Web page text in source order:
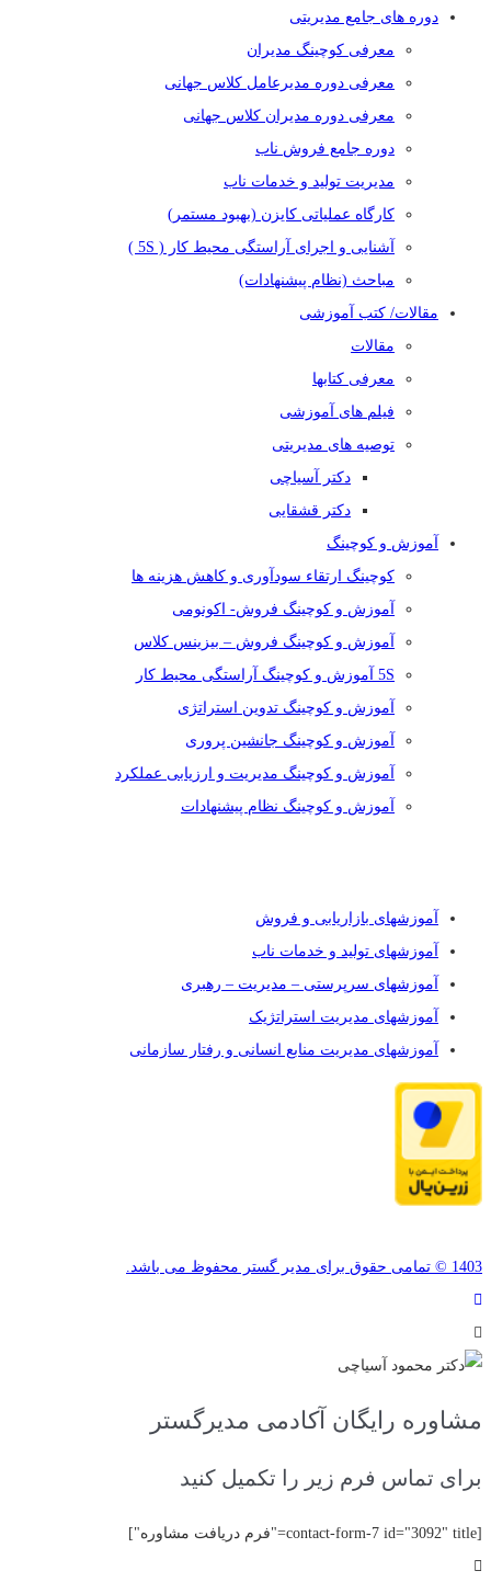
دوره های جامع مدیریتی
معرفی کوچینگ مدیران
معرفی دوره مدیرعامل کلاس جهانی
معرفی دوره مدیران کلاس جهانی
دوره جامع فروش ناب
مدیریت تولید و خدمات ناب
کارگاه عملیاتی کایزن (بهبود مستمر)
آشنایی و اجرای آراستگی محیط کار ( 5S )
مباحث (نظام پیشنهادات)
مقالات/ کتب آموزشی
مقالات
معرفی کتابها
فیلم های آموزشی
توصیه های مدیریتی
دکتر آسیاچی
دکتر قشقایی
آموزش و کوچینگ
کوچینگ ارتقاء سودآوری و کاهش هزینه ها
آموزش و کوچینگ فروش- اکونومی
آموزش و کوچینگ فروش – بیزینس کلاس
5S آموزش و کوچینگ آراستگی محیط کار
آموزش و کوچینگ تدوین استراتژی
آموزش و کوچینگ جانشین پروری
آموزش و کوچینگ مدیریت و ارزیابی عملکرد
آموزش و کوچینگ نظام پیشنهادات
آموزشهای بازاریابی و فروش
آموزشهای تولید و خدمات ناب
آموزشهای سرپرستی – مدیریت – رهبری
آموزشهای مدیریت استراتژیک
آموزشهای مدیریت منابع انسانی و رفتار سازمانی
1403 © تمامی حقوق برای مدیر گستر محفوظ می باشد.
مشاوره رایگان آکادمی مدیرگستر
برای تماس فرم زیر را تکمیل کنید
[contact-form-7 id="3092" title="فرم دریافت مشاوره"]